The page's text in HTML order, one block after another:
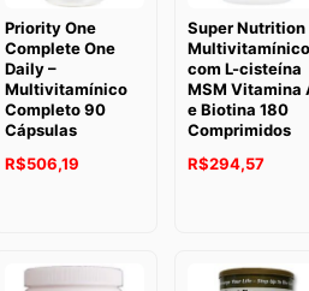
Priority One
Complete One
Daily –
Multivitamínico
Completo 90
Cápsulas
R$506,19
Super Nutrition
com L-cisteína
MSM Vitamina
e Biotina 180
Comprimidos
R$294,57